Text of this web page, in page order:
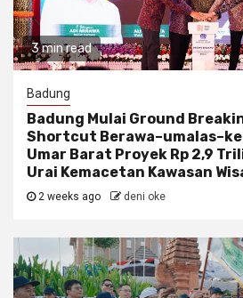
3 min read
Badung
Badung Mulai Ground
Shortcut
Umar Barat Proyek Rp 2,9
Urai Kemacetan Kawasan
2 weeks ago deni oke